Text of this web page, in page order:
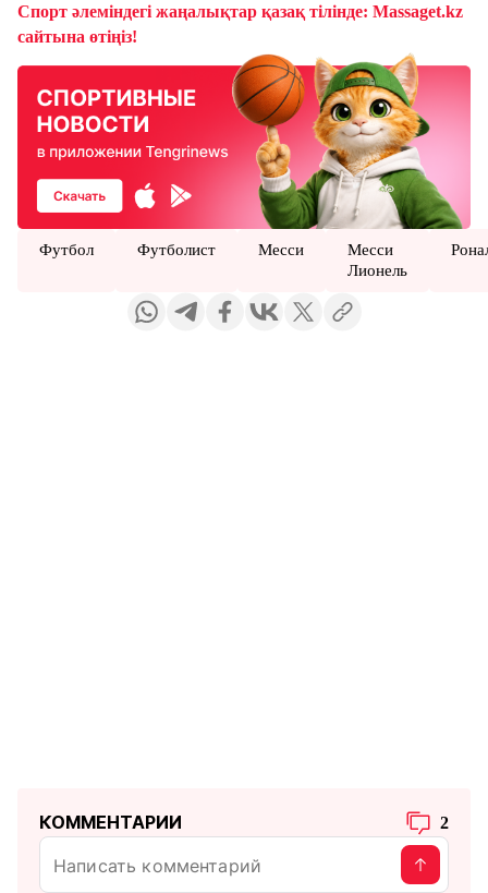
Спорт әлеміндегі жаңалықтар қазақ тілінде: Massaget.kz
сайтына өтіңіз!
Футбол Футболист Месси
Месси
Лионель
КОММЕНТАРИИ 2